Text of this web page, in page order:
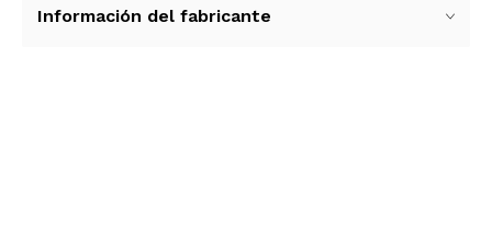
Información del fabricante